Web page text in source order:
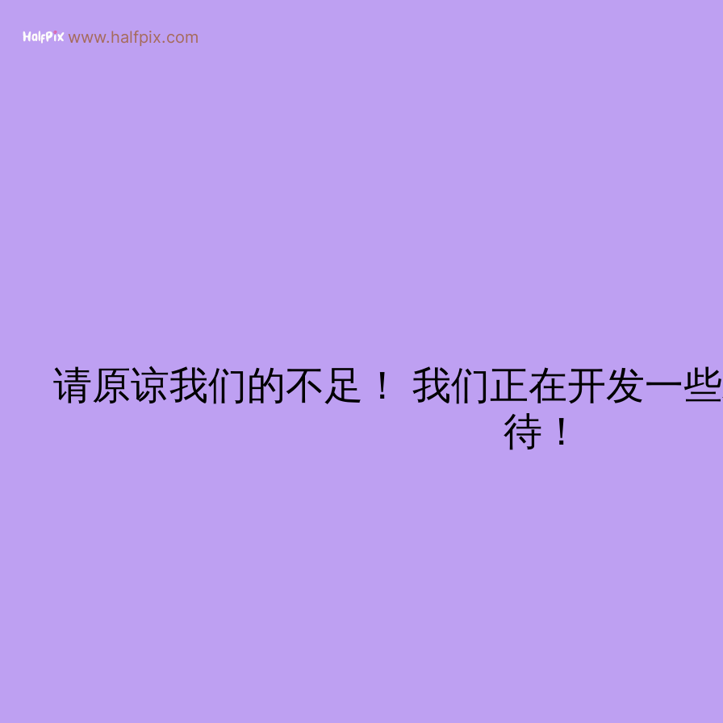
www.halfpix.com
请原谅我们的不足！ 我们正在开发一
待！